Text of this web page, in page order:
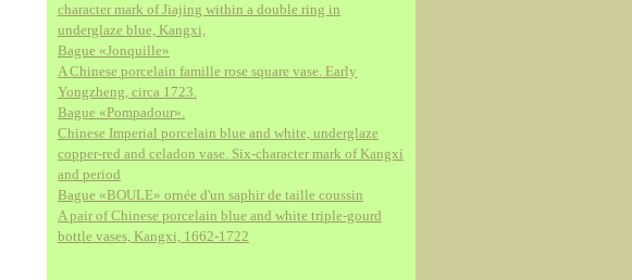
character mark of Jiajing within a double ring in
underglaze blue, Kangxi,
Bague «Jonquille»
A Chinese porcelain famille rose square vase. Early
Yongzheng, circa 1723.
Bague «Pompadour».
Chinese Imperial porcelain blue and white, underglaze
copper-red and celadon vase. Six-character mark of Kangxi
and period
Bague «BOULE» ornée d'un saphir de taille coussin
A pair of Chinese porcelain blue and white triple-gourd
bottle vases, Kangxi, 1662-1722